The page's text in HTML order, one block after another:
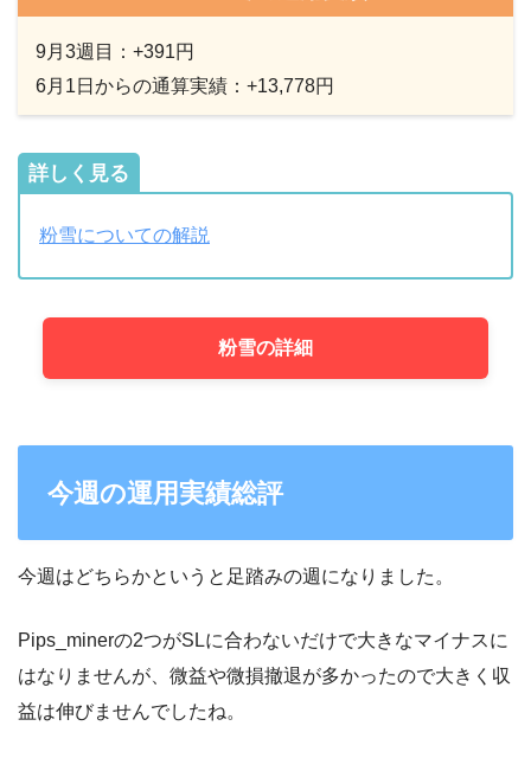
9月3週目：+391円
6月1日からの通算実績：+13,778円
詳しく見る
粉雪についての解説
粉雪の詳細
今週の運用実績総評
今週はどちらかというと足踏みの週になりました。
Pips_minerの2つがSLに合わないだけで大きなマイナスに
はなりませんが、微益や微損撤退が多かったので大きく収
益は伸びませんでしたね。